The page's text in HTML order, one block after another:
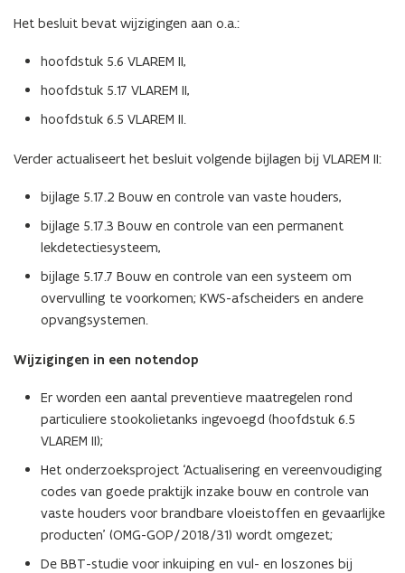
Het besluit bevat wijzigingen aan o.a.:
hoofdstuk 5.6 VLAREM II,
hoofdstuk 5.17 VLAREM II,
hoofdstuk 6.5 VLAREM II.
Verder actualiseert het besluit volgende bijlagen bij VLAREM II:
bijlage 5.17.2 Bouw en controle van vaste houders,
bijlage 5.17.3 Bouw en controle van een permanent
lekdetectiesysteem,
bijlage 5.17.7 Bouw en controle van een systeem om
overvulling te voorkomen; KWS-afscheiders en andere
opvangsystemen.
Wijzigingen in een notendop
Er worden een aantal preventieve maatregelen rond
particuliere stookolietanks ingevoegd (hoofdstuk 6.5
VLAREM II);
Het onderzoeksproject ‘Actualisering en vereenvoudiging
codes van goede praktijk inzake bouw en controle van
vaste houders voor brandbare vloeistoffen en gevaarlijke
producten’ (OMG-GOP/2018/31) wordt omgezet;
De BBT-studie voor inkuiping en vul- en loszones bij